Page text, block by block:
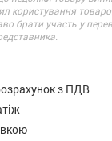
користування
брати участь у
з ПДВ